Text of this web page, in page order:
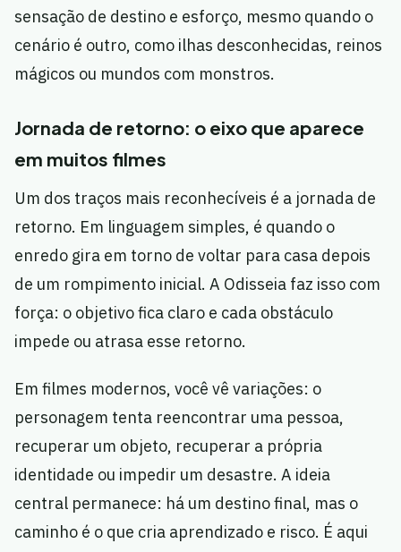
sensação de destino e esforço, mesmo quando o
cenário é outro, como ilhas desconhecidas, reinos
mágicos ou mundos com monstros.
Jornada de retorno: o eixo que aparece
em muitos filmes
Um dos traços mais reconhecíveis é a jornada de
retorno. Em linguagem simples, é quando o
enredo gira em torno de voltar para casa depois
de um rompimento inicial. A Odisseia faz isso com
força: o objetivo fica claro e cada obstáculo
impede ou atrasa esse retorno.
Em filmes modernos, você vê variações: o
personagem tenta reencontrar uma pessoa,
recuperar um objeto, recuperar a própria
identidade ou impedir um desastre. A ideia
central permanece: há um destino final, mas o
caminho é o que cria aprendizado e risco. É aqui